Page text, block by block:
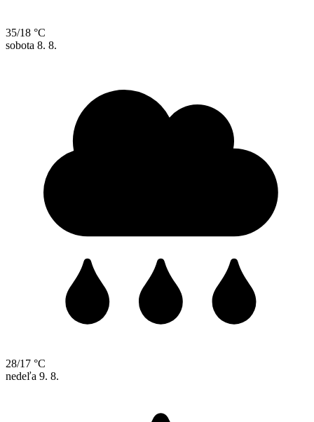
35/18 °C
sobota 8. 8.
28/17 °C
nedeľa 9. 8.